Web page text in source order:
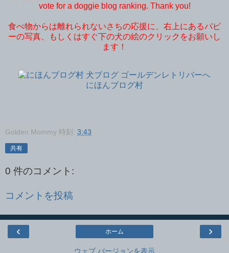
vote for a doggie blog ranking. Thank you!
食べ物からは離れられないさちの応援に、右上にあるパピ
ーの写真、もしくはすぐ下の犬の絵のクリックをお願いし
ます！
にほんブログ村
Golden Mommy 時刻: 3:43
共有
0 件のコメント:
コメントを投稿
‹ ›
ホーム
ウェブ バージョンを表示